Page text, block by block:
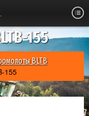
155
BLTB
155